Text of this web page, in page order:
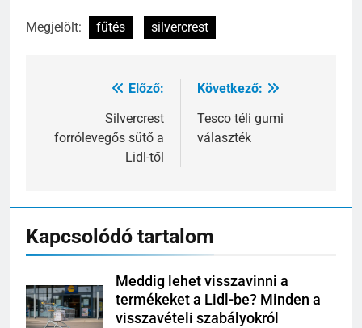
Megjelölt: fűtés silvercrest
Bejegyzés
navigáció
Előző:
Silvercrest
forrólevegős sütő a
Lidl-től
Következő:
Tesco téli gumi
választék
Kapcsolódó tartalom
Meddig lehet visszavinni a
termékeket a Lidl-be? Minden a
visszavételi szabályokról